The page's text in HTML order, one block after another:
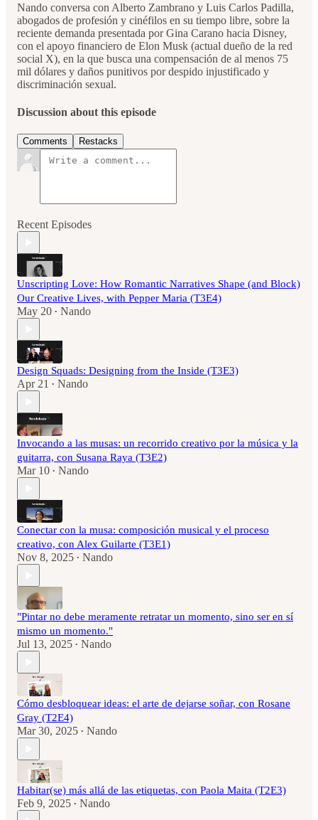
Nando conversa con Alberto Zambrano y Luis Carlos Padilla,
abogados de profesión y cinéfilos en su tiempo libre, sobre la
reciente demanda presentada por Gina Carano hacia Disney,
con el apoyo financiero de Elon Musk (actual dueño de la red
social X), en la que busca una compensación de al menos 75
mil dólares y daños punitivos por despido injustificado y
discriminación sexual.
Discussion about this episode
Comments Restacks
Recent Episodes
Unscripting Love: How Romantic Narratives Shape (and Block)
Our Creative Lives, with Pepper Maria (T3E4)
May 20 • Nando
Design Squads: Designing from the Inside (T3E3)
Apr 21 • Nando
Invocando a las musas: un recorrido creativo por la música y la
guitarra, con Susana Raya (T3E2)
Mar 10 • Nando
Conectar con la musa: composición musical y el proceso
creativo, con Alex Guilarte (T3E1)
Nov 8, 2025 • Nando
"Pintar no debe meramente retratar un momento, sino ser en sí
mismo un momento."
Jul 13, 2025 • Nando
Cómo desbloquear ideas: el arte de dejarse soñar, con Rosane
Gray (T2E4)
Mar 30, 2025 • Nando
Habitar(se) más allá de las etiquetas, con Paola Maita (T2E3)
Feb 9, 2025 • Nando